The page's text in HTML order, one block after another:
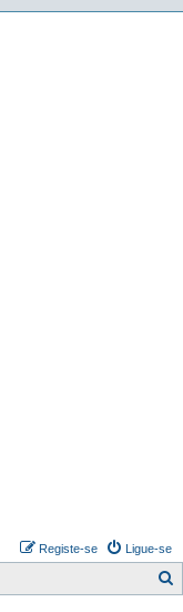
Ligue-se
Registe-se